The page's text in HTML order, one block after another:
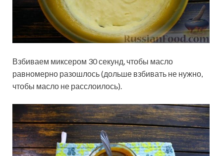
Взбиваем миксером 30 секунд, чтобы масло
равномерно разошлось (дольше взбивать не нужно,
чтобы масло не расслоилось).